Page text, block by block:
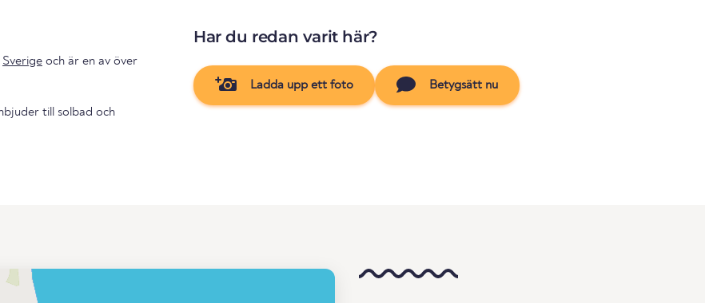
Sverige och är en av över
till solbad och
Har du redan varit här?
Ladda upp ett foto Betygsätt nu